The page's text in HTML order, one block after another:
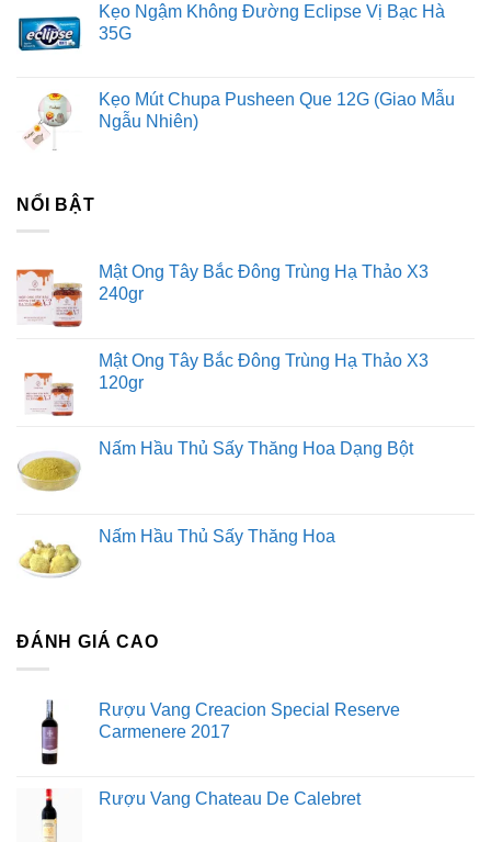
Kẹo Ngậm Không Đường Eclipse Vị Bạc Hà
35G
Kẹo Mút Chupa Pusheen Que 12G (Giao Mẫu
Ngẫu Nhiên)
NỔI BẬT
Mật Ong Tây Bắc Đông Trùng Hạ Thảo X3
240gr
Mật Ong Tây Bắc Đông Trùng Hạ Thảo X3
120gr
Nấm Hầu Thủ Sấy Thăng Hoa Dạng Bột
Nấm Hầu Thủ Sấy Thăng Hoa
ĐÁNH GIÁ CAO
Rượu Vang Creacion Special Reserve
Carmenere 2017
Rượu Vang Chateau De Calebret